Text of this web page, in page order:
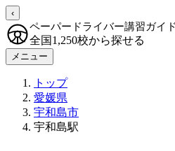
‹
ペーパードライバー講習ガイド
全国1,250校から探せる
メニュー
トップ
愛媛県
宇和島市
宇和島駅